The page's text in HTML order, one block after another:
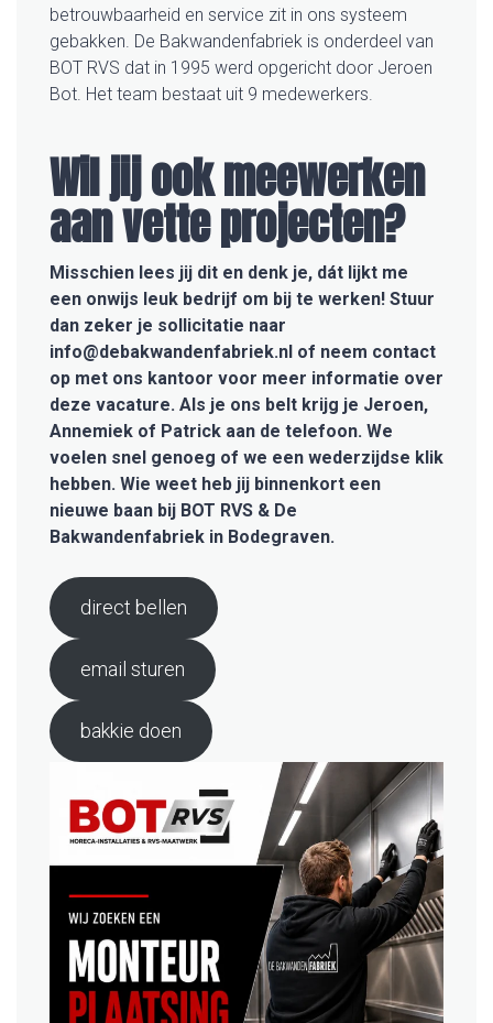
betrouwbaarheid en service zit in ons systeem
gebakken. De Bakwandenfabriek is onderdeel van
BOT RVS dat in 1995 werd opgericht door Jeroen
Bot. Het team bestaat uit 9 medewerkers.
Wil jij ook meewerken
aan vette projecten?
Misschien lees jij dit en denk je, dát lijkt me
een onwijs leuk bedrijf om bij te werken! Stuur
dan zeker je sollicitatie naar
info@debakwandenfabriek.nl of neem contact
op met ons kantoor voor meer informatie over
deze vacature. Als je ons belt krijg je Jeroen,
Annemiek of Patrick aan de telefoon. We
voelen snel genoeg of we een wederzijdse klik
hebben. Wie weet heb jij binnenkort een
nieuwe baan bij BOT RVS & De
Bakwandenfabriek in Bodegraven.
direct bellen
email sturen
bakkie doen